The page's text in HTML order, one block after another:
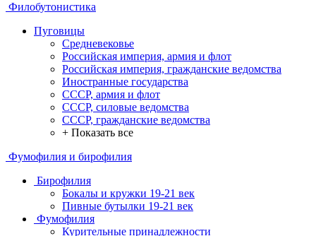
Филобутонистика
Пуговицы
Средневековье
Российская империя, армия и флот
Российская империя, гражданские ведомства
Иностранные государства
СССР, армия и флот
СССР, силовые ведомства
СССР, гражданские ведомства
+ Показать все
Фумофилия и бирофилия
Бирофилия
Бокалы и кружки 19-21 век
Пивные бутылки 19-21 век
Фумофилия
Курительные принадлежности